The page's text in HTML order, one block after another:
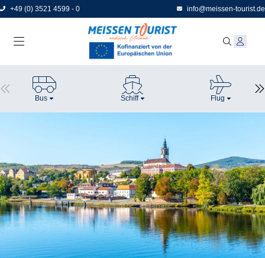
Direkt
zum
+49 (0) 3521 4599 - 0 info@meissen-tourist.de
Bus Schiff Flug